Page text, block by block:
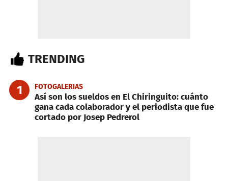
TRENDING
1 FOTOGALERIAS
Así son los sueldos en El Chiringuito: cuánto
gana cada colaborador y el periodista que fue
cortado por Josep Pedrerol